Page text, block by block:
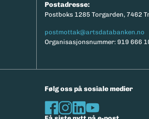
Postadresse:
Postboks 1285 Torgarden, 7462
postmottak@artsdatabanken.no
Organisasjonsnummer: 919 666
Følg oss på sosiale medier